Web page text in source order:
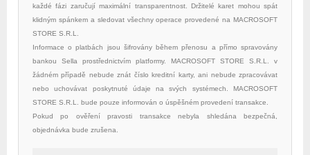
každé fázi zaručují maximální transparentnost. Držitelé karet mohou spát
klidným spánkem a sledovat všechny operace provedené na MACROSOFT
STORE S.R.L.
Informace o platbách jsou šifrovány během přenosu a přímo spravovány
bankou Sella prostřednictvím platformy. MACROSOFT STORE S.R.L. v
žádném případě nebude znát číslo kreditní karty, ani nebude zpracovávat
nebo uchovávat poskytnuté údaje na svých systémech. MACROSOFT
STORE S.R.L. bude pouze informován o úspěšném provedení transakce.
Pokud po ověření pravosti transakce nebyla shledána bezpečná,
objednávka bude zrušena.